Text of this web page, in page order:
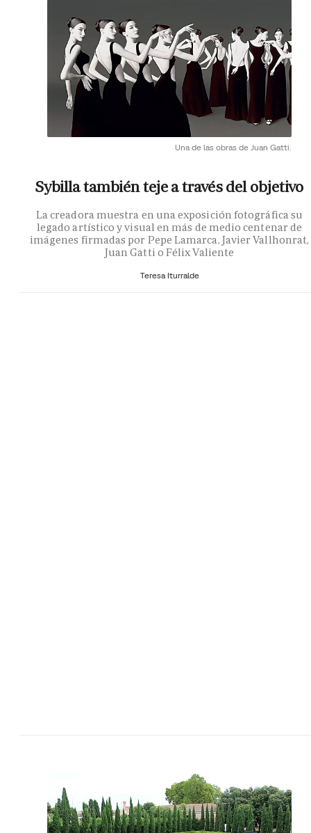
Una de las obras de Juan Gatti.
Sybilla también teje a través del objetivo
La creadora muestra en una exposición fotográfica su
legado artístico y visual en más de medio centenar de
imágenes firmadas por Pepe Lamarca, Javier Vallhonrat,
Juan Gatti o Félix Valiente
Teresa Iturralde